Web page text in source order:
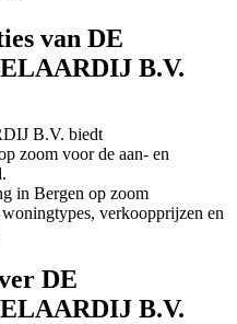
van DE
B.V.
B.V. biedt
zoom voor de aan- en
in Bergen op zoom
verkoopprijzen en
DE
B.V.